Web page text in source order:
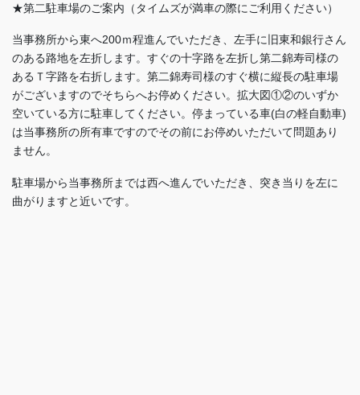
★第二駐車場のご案内（タイムズが満車の際にご利用ください）
当事務所から東へ200ｍ程進んでいただき、左手に旧東和銀行さん
のある路地を左折します。すぐの十字路を左折し第二錦寿司様の
あるＴ字路を右折します。第二錦寿司様のすぐ横に縦長の駐車場
がございますのでそちらへお停めください。拡大図①②のいずか
空いている方に駐車してください。停まっている車(白の軽自動車)
は当事務所の所有車ですのでその前にお停めいただいて問題あり
ません。
駐車場から当事務所までは西へ進んでいただき、突き当りを左に
曲がりますと近いです。